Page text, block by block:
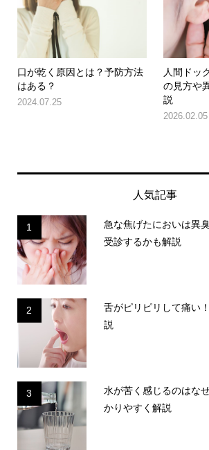
口が乾く原因とは？予防方法
はある？
2024.07.25
人間ドッ
の見方や
説
2026.02.05
人気記事
1
急な焦げたにおいは異
受診するかも解説
2
舌がピリピリして痛い
説
3
水が苦く感じるのはな
かりやすく解説